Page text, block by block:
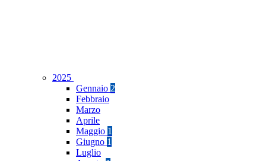
2025
Gennaio 2
Febbraio
Marzo
Aprile
Maggio 1
Giugno 1
Luglio